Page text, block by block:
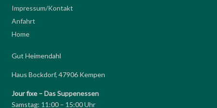
Impressum/Kontakt
Anfahrt
Home
Gut Heimendahl
Haus Bockdorf, 47906 Kempen
Jour fixe – Das Suppenessen
Samstag: 11:00 – 15:00 Uhr